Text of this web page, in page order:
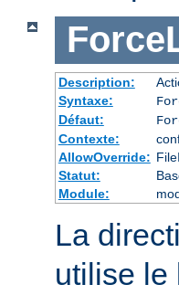
Description:
Syntaxe:
Défaut:
Contexte:
AllowOverride:
Statut:
Module:
La
utilise le